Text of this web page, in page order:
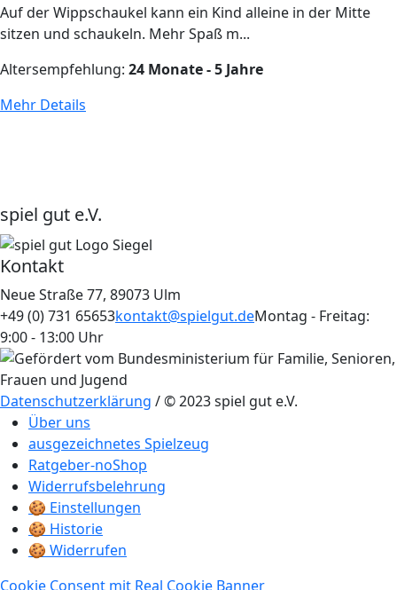
Auf der Wippschaukel kann ein Kind alleine in der Mitte
sitzen und schaukeln. Mehr Spaß m...
Altersempfehlung: 24 Monate - 5 Jahre
Mehr Details
spiel gut e.V.
Kontakt
Neue Straße 77, 89073 Ulm
+49 (0) 731 65653kontakt@spielgut.deMontag - Freitag:
9:00 - 13:00 Uhr
Datenschutzerklärung / © 2023 spiel gut e.V.
Über uns
ausgezeichnetes Spielzeug
Ratgeber-noShop
Widerrufsbelehrung
🍪 Einstellungen
🍪 Historie
🍪 Widerrufen
Cookie Consent mit Real Cookie Banner